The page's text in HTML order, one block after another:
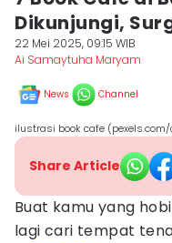
Dikunjungi,
22 Mei 2025, 09:15 WIB
Ai Samaytuha Maryam
News Channel
ilustrasi book cafe
Share Article
Buat kamu yang
lagi cari tempat